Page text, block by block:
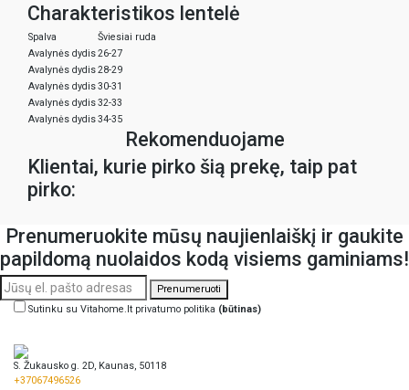
Charakteristikos lentelė
Spalva
Šviesiai ruda
Avalynės dydis26-27
Avalynės dydis28-29
Avalynės dydis30-31
Avalynės dydis32-33
Avalynės dydis34-35
Rekomenduojame
Klientai, kurie pirko šią prekę, taip pat
pirko:
Prenumeruokite mūsų naujienlaiškį ir gaukite
papildomą nuolaidos kodą visiems gaminiams!
Prenumeruoti
Sutinku su Vitahome.lt privatumo politika (būtinas)
S. Žukausko g. 2D, Kaunas, 50118
+37067496526